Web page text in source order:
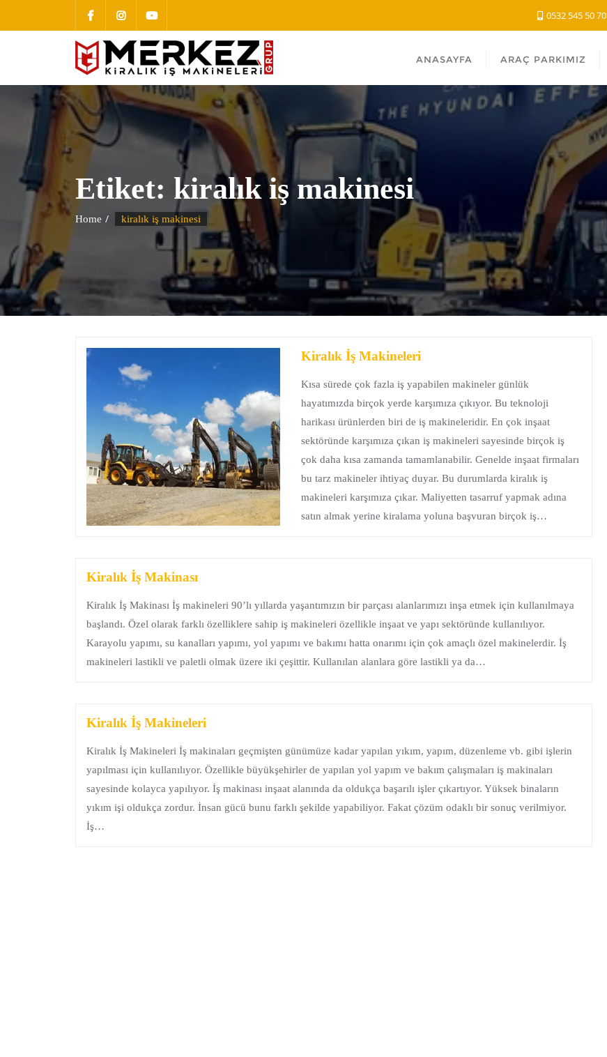
0532 545 50 70
ANASAYFA ARAÇ PARKIMIZ
Etiket: kiralık iş makinesi
Home kiralık iş makinesi
Kiralık İş Makineleri
Kısa sürede çok fazla iş yapabilen makineler günlük
hayatımızda birçok yerde karşımıza çıkıyor. Bu teknoloji
harikası ürünlerden biri de iş makineleridir. En çok inşaat
sektöründe karşımıza çıkan iş makineleri sayesinde birçok iş
çok daha kısa zamanda tamamlanabilir. Genelde inşaat firmaları
bu tarz makineler ihtiyaç duyar. Bu durumlarda kiralık iş
makineleri karşımıza çıkar. Maliyetten tasarruf yapmak adına
satın almak yerine kiralama yoluna başvuran birçok iş…
Kiralık İş Makinası
Kiralık İş Makinası İş makineleri 90’lı yıllarda yaşantımızın bir parçası alanlarımızı inşa etmek için kullanılmaya
başlandı. Özel olarak farklı özelliklere sahip iş makineleri özellikle inşaat ve yapı sektöründe kullanılıyor.
Karayolu yapımı, su kanalları yapımı, yol yapımı ve bakımı hatta onarımı için çok amaçlı özel makinelerdir. İş
makineleri lastikli ve paletli olmak üzere iki çeşittir. Kullanılan alanlara göre lastikli ya da…
Kiralık İş Makineleri
Kiralık İş Makineleri İş makinaları geçmişten günümüze kadar yapılan yıkım, yapım, düzenleme vb. gibi işlerin
yapılması için kullanılıyor. Özellikle büyükşehirler de yapılan yol yapım ve bakım çalışmaları iş makinaları
sayesinde kolayca yapılıyor. İş makinası inşaat alanında da oldukça başarılı işler çıkartıyor. Yüksek binaların
yıkım işi oldukça zordur. İnsan gücü bunu farklı şekilde yapabiliyor. Fakat çözüm odaklı bir sonuç verilmiyor.
İş…